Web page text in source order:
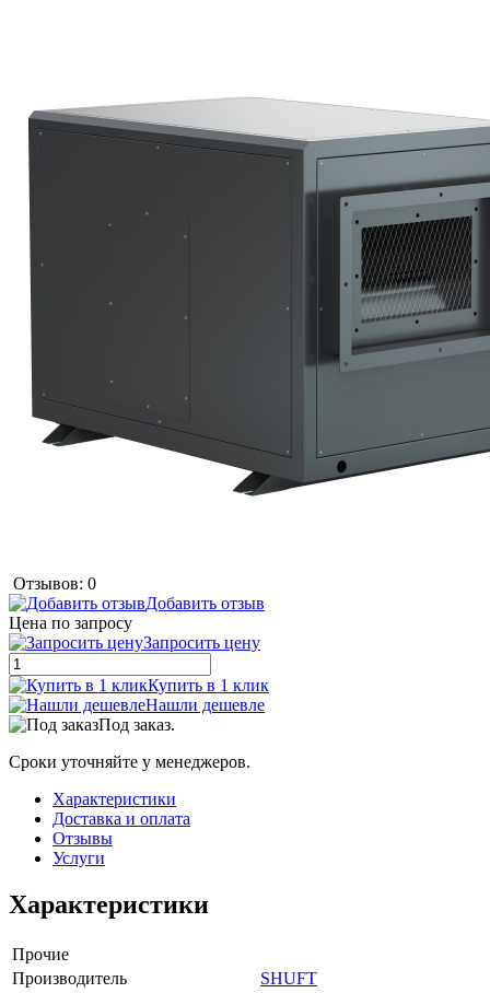
Отзывов: 0
Добавить отзыв
Цена по запросу
Запросить цену
Купить в 1 клик
Нашли дешевле
Под заказ.
Сроки уточняйте у менеджеров.
Характеристики
Доставка и оплата
Отзывы
Услуги
Характеристики
Прочие
Производитель
SHUFT